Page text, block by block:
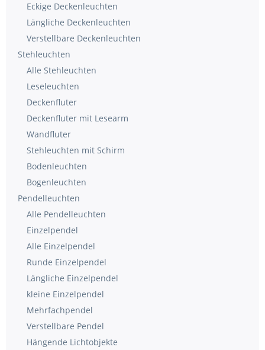
Eckige Deckenleuchten
Längliche Deckenleuchten
Verstellbare Deckenleuchten
Stehleuchten
Alle Stehleuchten
Leseleuchten
Deckenfluter
Deckenfluter mit Lesearm
Wandfluter
Stehleuchten mit Schirm
Bodenleuchten
Bogenleuchten
Pendelleuchten
Alle Pendelleuchten
Einzelpendel
Alle Einzelpendel
Runde Einzelpendel
Längliche Einzelpendel
kleine Einzelpendel
Mehrfachpendel
Verstellbare Pendel
Hängende Lichtobjekte